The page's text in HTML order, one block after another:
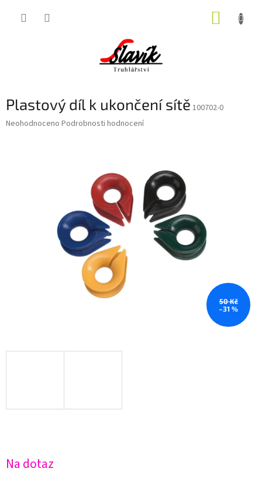
Plastový díl k ukončení sítě 100702-0
Průměrné
Neohodnoceno Podrobnosti hodnocení
50 Kč
–31 %
Na dotaz